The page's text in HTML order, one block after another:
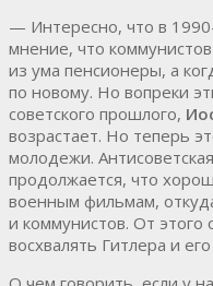
— Интересно, что в
мнение, что
из ума пенсионеры, а
по новому. Но вопреки
советского прошлого,
возрастает. Но теперь
молодежи.
продолжается, что
военным фильмам,
и коммунистов. От
восхвалять Гитлера и